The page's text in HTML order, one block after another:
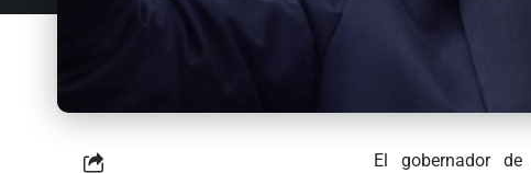
El gobernador